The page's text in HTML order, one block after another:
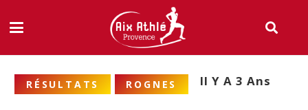
RÉSULTATS ROGNES Il Y A 3 Ans